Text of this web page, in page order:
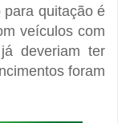
para quitação é
veículos com
deveriam ter
foram